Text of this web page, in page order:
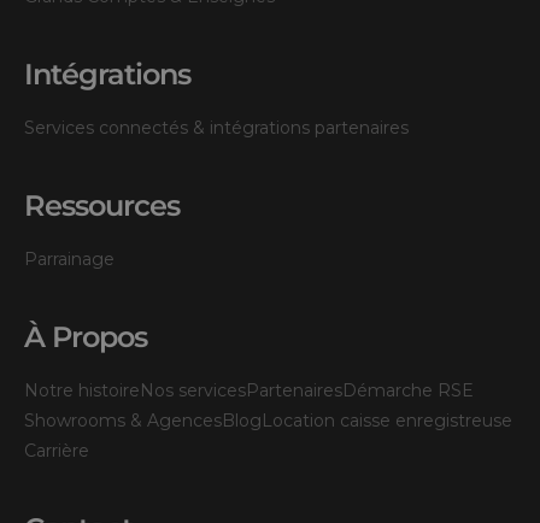
Intégrations
Services connectés & intégrations partenaires
Ressources
Parrainage
À Propos
Notre histoireNos servicesPartenairesDémarche RSE
Showrooms & AgencesBlogLocation caisse enregistreuse
Carrière